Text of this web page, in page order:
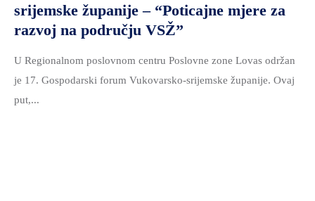
srijemske županije – “Poticajne mjere za
razvoj na području VSŽ”
U Regionalnom poslovnom centru Poslovne zone Lovas održan
je 17. Gospodarski forum Vukovarsko-srijemske županije. Ovaj
put,...